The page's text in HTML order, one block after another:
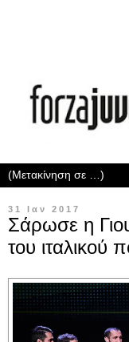
31 Ιαν 2017
Σάρωσε η
του ιταλικού